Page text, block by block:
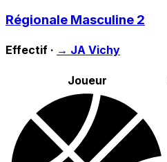
Régionale Masculine 2
Effectif · → JA Vichy
Joueur